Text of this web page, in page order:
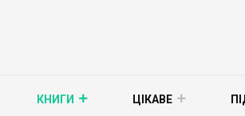
КНИГИ ЦІКАВЕ